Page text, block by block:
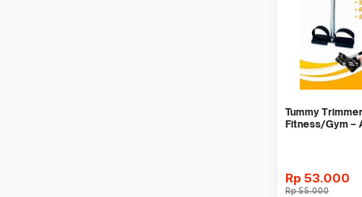
Tummy
Fitness/Gym –
Rp 53.000
Rp55.000